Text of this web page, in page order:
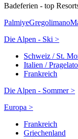
Badeferien - top
PalmiyeGregolimano
Die Alpen - Ski >
Schweiz / St.
Italien / Pragelato
Frankreich
Die Alpen - Sommer >
Europa >
Frankreich
Griechenland